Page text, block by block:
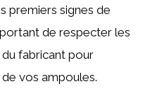
premiers signes de
de respecter les
du fabricant pour
vos ampoules.